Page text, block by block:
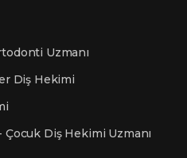
Uzmanı
Diş Hekimi
Diş Hekimi Uzmanı